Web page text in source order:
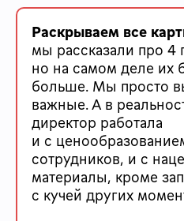
Раскрываем все
мы рассказали про 4
но на самом деле их
больше. Мы просто
важные. А в
директор работала
и с
сотрудников, и с
материалы, кроме
с кучей других